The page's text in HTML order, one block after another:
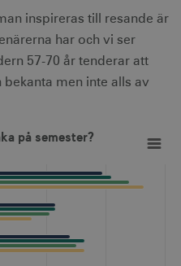
inspireras till resande är
har och vi ser
57-70 år tenderar att
men inte alls av
på semester?
du ska åka på semester?
Procent. Data ranges